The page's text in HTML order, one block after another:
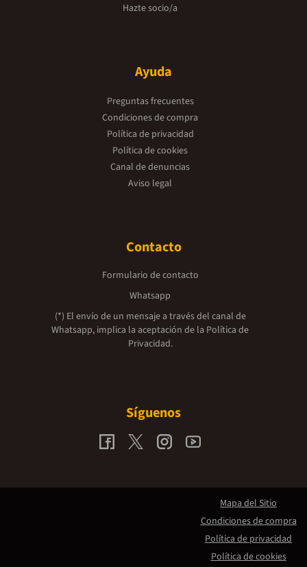
Hazte socio/a
Ayuda
Preguntas frecuentes
Condiciones de compra
Política de privacidad
Política de cookies
Canal de denuncias
Aviso legal
Contacto
Formulario de contacto
Whatsapp
(*) El envío de un mensaje a través del canal de
Whatsapp, implica la aceptación de la Política de
Privacidad.
Síguenos
Mapa del Sitio
Condiciones de compra
Política de privacidad
Política de cookies